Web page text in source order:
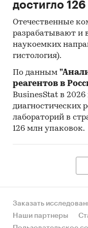
ФГУ
Комитет по
Петербурга
Управление
Петербургу и
Санкт-
Информация
Выборочная
достигло
Отечественные
разрабатывают и
наукоемких
гистология).
По данным
реагентов в
BusinesStat в 2026
диагностических
лабораторий в
126 млн упаковок.
Заказать
Наши партнеры